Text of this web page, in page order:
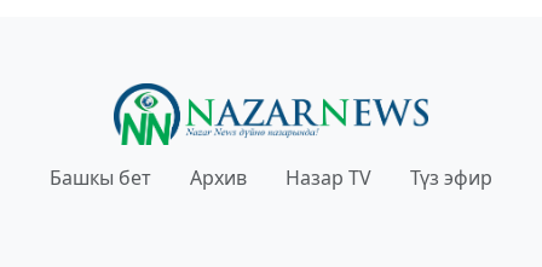
Башкы бет Архив Назар TV Түз эфир